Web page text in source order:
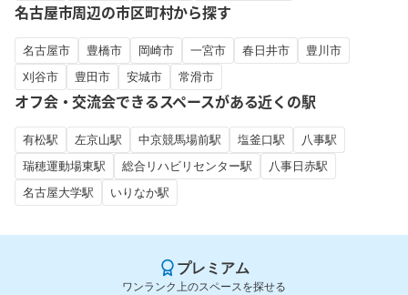
名古屋市周辺の市区町村から探す
名古屋市 豊橋市 岡崎市 一宮市 春日井市
豊川市
刈谷市
豊田市 安城市 常滑市
オフ会・交流会できるスペースがある近くの駅
有松駅 左京山駅 中京競馬場前駅 塩釜口駅
八事駅
瑞穂運動場東駅
総合リハビリセンター駅
八事日赤駅
名古屋大学駅
いりなか駅
プレミアム
ワンランク上のスペースを探せる